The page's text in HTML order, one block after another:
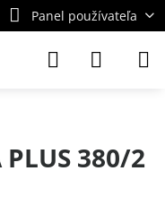
Panel používateľa
380/2